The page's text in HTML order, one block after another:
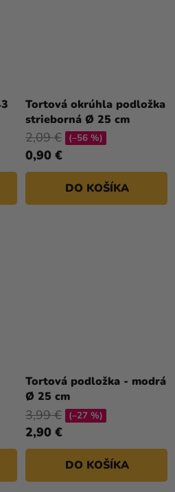
Tortová okrúhla podložka
strieborná Ø 25 cm
0,90 €
2,09 € (–56 %)
DO KOŠÍKA
Tortová podložka - modrá
Ø 25 cm
2,90 €
3,99 € (–27 %)
DO KOŠÍKA